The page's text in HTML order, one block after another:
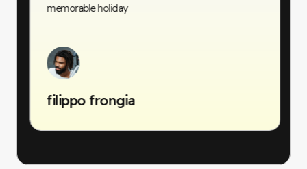
memorable holiday
filippo frongia